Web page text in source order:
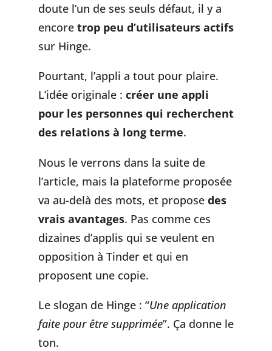
doute l’un de ses seuls défaut, il y a
encore trop peu d’utilisateurs actifs
sur Hinge.
Pourtant, l’appli a tout pour plaire.
L’idée originale : créer une appli
pour les personnes qui recherchent
des relations à long terme.
Nous le verrons dans la suite de
l’article, mais la plateforme proposée
va au-delà des mots, et propose des
vrais avantages. Pas comme ces
dizaines d’applis qui se veulent en
opposition à Tinder et qui en
proposent une copie.
Le slogan de Hinge : “Une application
faite pour être supprimée”. Ça donne le
ton.